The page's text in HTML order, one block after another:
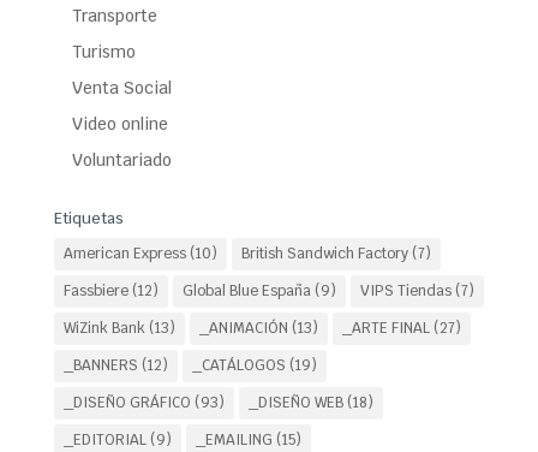
Transporte
Turismo
Venta Social
Video online
Voluntariado
Etiquetas
American Express(10) British Sandwich Factory(7)
Fassbiere(12) Global Blue España(9) VIPS Tiendas(7)
WiZink Bank(13) _ANIMACIÓN (13) _ARTE FINAL(27)
_BANNERS (12) _CATÁLOGOS (19)
_DISEÑO GRÁFICO (93) _DISEÑO WEB(18)
_EDITORIAL(9) _EMAILING (15)